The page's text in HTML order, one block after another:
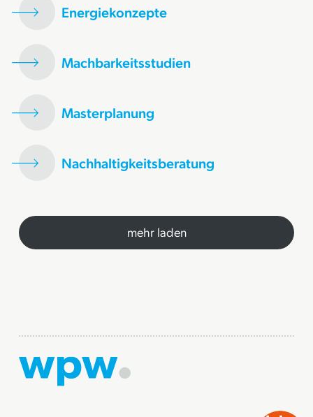
Energiekonzepte
Machbarkeitsstudien
Masterplanung
Nachhaltigkeitsberatung
mehr laden